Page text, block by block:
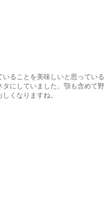
ることを美味しいと思っている
タにしていました。顎も含めて野
くなりますね。